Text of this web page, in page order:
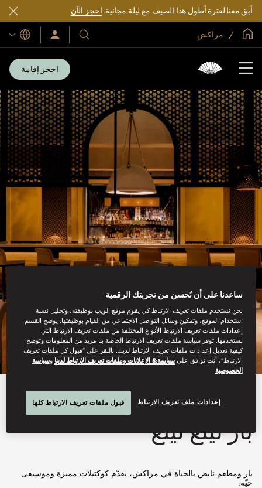
أبق معنا لفترة أطول هذا الصيف مع ليلة مجانية.احجز الآن
الصفحة الرئيسية العالمية
مراكش
فنادقنا
ومنتجعاتنا
سجّل
الدخول/
اللغات
احجز إقامة
عرض الكل
بار لينغ لينغ
بار ومطعم نابض بالحياة في مراكش، يقدّم كوكتيلات مميزة وموسيقى
حيّة.
ساعدنا على أن نُحسن من تجربتك الرقمية
نحن نستخدم ملفات تعريف الارتباط كي يقوم موقع الويب بوظيفته، وتحليل نسبة
استخدام الموقع، وتمكين وسائل التواصل الاجتماعي من القيام بوظيفتها. يوضح القسم
إعدادات ملفات تعريف الارتباط الأنواع المختلفة من ملفات تعريف الارتباط التي
نستخدمها. توفر سياسة ملفات تعريف الارتباط الخاصة بنا مزيد من المعلومات وتوضح
كيفية تعديل إعدادات ملفات تعريف الارتباط لديك. بالنقر على “قبول كل ملفات تعريف
الارتباط”، أنت توافق علىسياسة& الإعلانات وملفات تعريف الارتباط لدينا وسياسة
الخصوصية
إعدادات ملف تعريف الارتباط قبول ملفات تعريف الارتباط كلها